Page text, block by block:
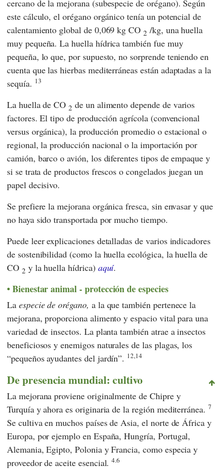
cercano de la mejorana (subespecie de orégano). Según
este cálculo, el orégano orgánico tenía un potencial de
calentamiento global de 0,069 kg CO2 /kg, una huella
muy pequeña. La huella hídrica también fue muy
pequeña, lo que, por supuesto, no sorprende teniendo en
cuenta que las hierbas mediterráneas están adaptadas a la
sequía. 13
La huella de CO2 de un alimento depende de varios
factores. El tipo de producción agrícola (convencional
versus orgánica), la producción promedio o estacional o
regional, la producción nacional o la importación por
camión, barco o avión, los diferentes tipos de empaque y
si se trata de productos frescos o congelados juegan un
papel decisivo.
Se prefiere la mejorana orgánica fresca, sin envasar y que
no haya sido transportada por mucho tiempo.
Puede leer explicaciones detalladas de varios indicadores
de sostenibilidad (como la huella ecológica, la huella de
CO 2 y la huella hídrica) aquí.
Bienestar animal - protección de especies
La especie de orégano, a la que también pertenece la
mejorana, proporciona alimento y espacio vital para una
variedad de insectos. La planta también atrae a insectos
beneficiosos y enemigos naturales de las plagas, los
“pequeños ayudantes del jardín”. 12,14
De presencia mundial: cultivo
La mejorana proviene originalmente de Chipre y
Turquía y ahora es originaria de la región mediterránea. 7
Se cultiva en muchos países de Asia, el norte de África y
Europa, por ejemplo en España, Hungría, Portugal,
Alemania, Egipto, Polonia y Francia, como especia y
proveedor de aceite esencial.4.6